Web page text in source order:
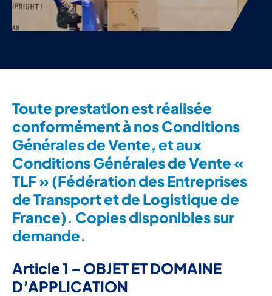
Toute prestation est réalisée
conformément à nos Conditions
Générales de Vente, et aux
Conditions Générales de Vente «
TLF » (Fédération des Entreprises
de Transport et de Logistique de
France). Copies disponibles sur
demande.
Article 1 – OBJET ET DOMAINE
D’APPLICATION